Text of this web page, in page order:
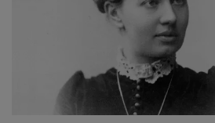
Diesen Artikel empfehlen: